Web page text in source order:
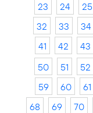
23
24 25
32
33 34
41
42 43
50
51 52
59
60 61
68
69 70